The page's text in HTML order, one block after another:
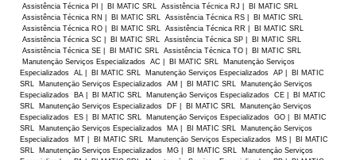
Assistência Técnica PI | BI MATIC SRL Assistência Técnica RJ | BI MATIC SRL
Assistência Técnica RN | BI MATIC SRL Assistência Técnica RS | BI MATIC SRL
Assistência Técnica RO | BI MATIC SRL Assistência Técnica RR | BI MATIC SRL
Assistência Técnica SC | BI MATIC SRL Assistência Técnica SP | BI MATIC SRL
Assistência Técnica SE | BI MATIC SRL Assistência Técnica TO | BI MATIC SRL
Manutençāo Serviços Especializados AC | BI MATIC SRL Manutençāo Serviços
Especializados AL | BI MATIC SRL Manutençāo Serviços Especializados AP | BI MATIC
SRL Manutençāo Serviços Especializados AM | BI MATIC SRL Manutençāo Serviços
Especializados BA | BI MATIC SRL Manutençāo Serviços Especializados CE | BI MATIC
SRL Manutençāo Serviços Especializados DF | BI MATIC SRL Manutençāo Serviços
Especializados ES | BI MATIC SRL Manutençāo Serviços Especializados GO | BI MATIC
SRL Manutençāo Serviços Especializados MA | BI MATIC SRL Manutençāo Serviços
Especializados MT | BI MATIC SRL Manutençāo Serviços Especializados MS | BI MATIC
SRL Manutençāo Serviços Especializados MG | BI MATIC SRL Manutençāo Serviços